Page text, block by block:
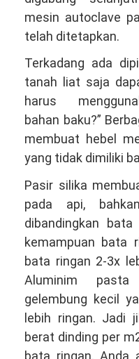
mesin autoclave
telah ditetapkan.
Terkadang ada
tanah liat saja
harus
bahan baku?”
membuat hebel
yang tidak dimiliki
Pasir silika
pada api,
dibandingkan
kemampuan bata
bata ringan 2-3x
Aluminim pasta
gelembung kecil
lebih ringan. Jadi
berat dinding per
bata ringan, Anda